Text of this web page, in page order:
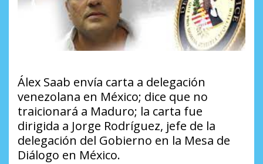
Álex Saab envía carta a delegación
venezolana en México; dice que no
traicionará a Maduro; la carta fue
dirigida a Jorge Rodríguez, jefe de la
delegación del Gobierno en la Mesa de
Diálogo en México.